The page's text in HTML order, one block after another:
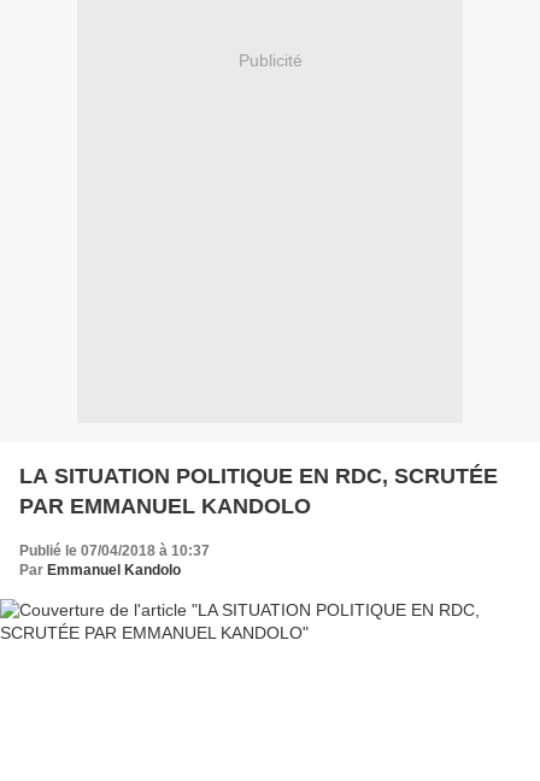
Publicité
LA SITUATION POLITIQUE EN RDC, SCRUTÉE
PAR EMMANUEL KANDOLO
Publié le 07/04/2018 à 10:37
Par Emmanuel Kandolo